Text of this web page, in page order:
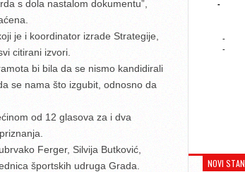
s dola nastalom dokumentu”,
je i koordinator izrade Strategije,
citirani izvori.
bi bila da se nismo kandidirali
se nama što izgubit, odnosno da
od 12 glasova za i dva
Ferger, Silvija Butković,
športskih udruga Grada.
-
-
-
NOVI